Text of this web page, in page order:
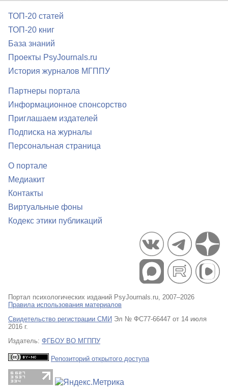
ТОП-20 статей
ТОП-20 книг
База знаний
Проекты PsyJournals.ru
История журналов МГППУ
Партнеры портала
Информационное спонсорство
Приглашаем издателей
Подписка на журналы
Персональная страница
О портале
Медиакит
Контакты
Виртуальные фоны
Кодекс этики публикаций
Портал психологических изданий PsyJournals.ru, 2007–2026
Правила использования материалов
Свидетельство регистрации СМИ Эл № ФС77-66447 от 14 июля
2016 г.
Издатель: ФГБОУ ВО МГППУ
Репозиторий открытого доступа